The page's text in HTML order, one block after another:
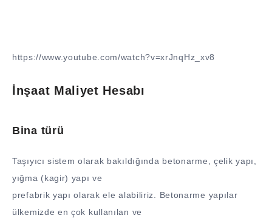
https://www.youtube.com/watch?v=xrJnqHz_xv8
İnşaat Maliyet Hesabı
Bina türü
Taşıyıcı sistem olarak bakıldığında betonarme, çelik yapı,
yığma (kagir) yapı ve
prefabrik yapı olarak ele alabiliriz. Betonarme yapılar
ülkemizde en çok kullanılan ve